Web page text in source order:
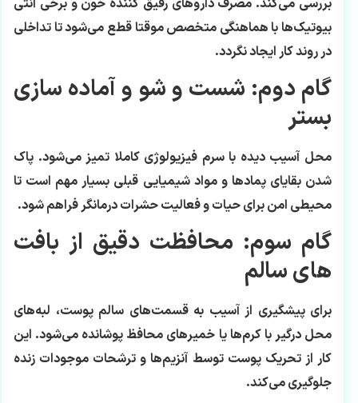
بیوتیک‌ها با هماهنگی متخصص موقتا قطع می‌شود تا تداخلی
در روند کار ایجاد نگردد.
گام دوم: شست و شو و آماده سازی
بستر
محل آسیب دیده با سرم فیزیولوژی کاملا تمیز می‌شود. پاک
شدن بقایای پمادها و مواد شیمیایی قبلی بسیار مهم است تا
محیطی امن برای حیات و فعالیت حشرات درمانگر فراهم شود.
گام سوم: محافظت دقیق از بافت
های سالم
برای پیشگیری از آسیب به قسمت‌های سالم پوست، لبه‌های
محل درگیر با کرم‌ها یا خمیرهای محافظ پوشانده می‌شود. این
کار از تحریک پوست توسط آنزیم‌ها و ترشحات موجودات زنده
جلوگیری می‌کند.